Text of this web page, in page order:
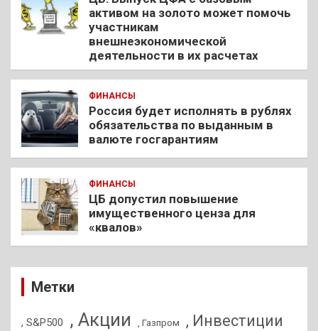
активом на золото может помочь
участникам
внешнеэкономической
деятельности в их расчетах
ФИНАНСЫ
Россия будет исполнять в рублях
обязательства по выданным в
валюте госгарантиям
ФИНАНСЫ
ЦБ допустил повышение
имущественного ценза для
«квалов»
Метки
, S&P500 , Акции , Газпром , Инвестиции